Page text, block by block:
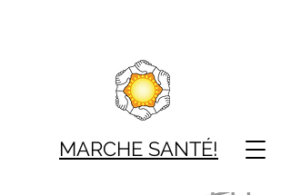
MARCHE SANTÉ!